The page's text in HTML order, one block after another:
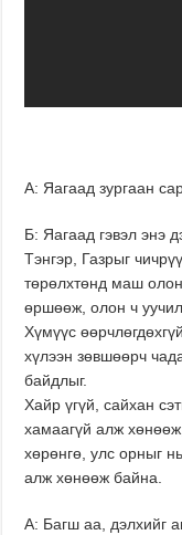
А: Яагаад зургаан
Б: Яагаад гэвэл энэ
Тэнгэр, Газрыг
төрөлхтөнд маш
өршөөж, олон ч
Хүмүүс
хүлээн зөвшөөрч
байдлыг.
Хайр үгүй, сайхан
хамаагүй алж
хөрөнгө, улс орныг
алж хөнөөж байна.
А: Багш аа, дэлхийг